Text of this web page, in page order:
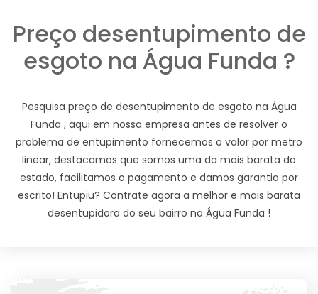
Preço desentupimento de
esgoto na Água Funda ?
Pesquisa preço de desentupimento de esgoto na Água
Funda , aqui em nossa empresa antes de resolver o
problema de entupimento fornecemos o valor por metro
linear, destacamos que somos uma da mais barata do
estado, facilitamos o pagamento e damos garantia por
escrito! Entupiu? Contrate agora a melhor e mais barata
desentupidora do seu bairro na Água Funda !